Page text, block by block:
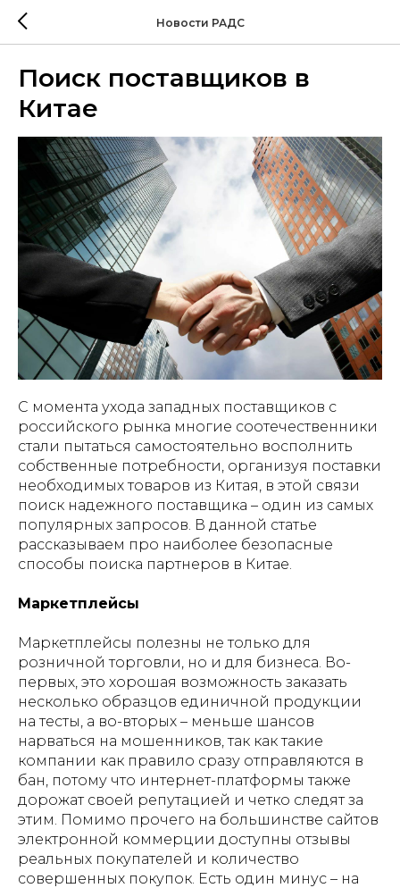
Новости РАДС
Поиск поставщиков в
Китае
С момента ухода западных поставщиков с
российского рынка многие соотечественники
стали пытаться самостоятельно восполнить
собственные потребности, организуя поставки
необходимых товаров из Китая, в этой связи
поиск надежного поставщика – один из самых
популярных запросов. В данной статье
рассказываем про наиболее безопасные
способы поиска партнеров в Китае.
Маркетплейсы
Маркетплейсы полезны не только для
розничной торговли, но и для бизнеса. Во-
первых, это хорошая возможность заказать
несколько образцов единичной продукции
на тесты, а во-вторых – меньше шансов
нарваться на мошенников, так как такие
компании как правило сразу отправляются в
бан, потому что интернет-платформы также
дорожат своей репутацией и четко следят за
этим. Помимо прочего на большинстве сайтов
электронной коммерции доступны отзывы
реальных покупателей и количество
совершенных покупок. Есть один минус – на